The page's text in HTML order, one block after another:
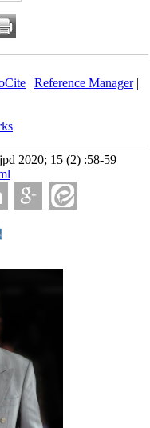
| Reference Manager|
2020; 15 (2) :58-59